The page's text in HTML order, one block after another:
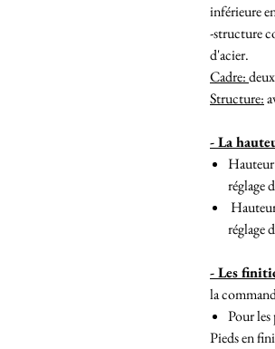
inférieure
-structure
d'acier.
Cadre:
Structure:
- La
réglage
réglage
- Les
la
Pour les
Pieds en